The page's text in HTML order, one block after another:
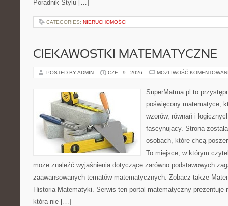
Poradnik Stylu […]
CATEGORIES: NIERUCHOMOŚCI
CIEKAWOSTKI MATEMATYCZNE
POSTED BY ADMIN CZE - 9 - 2026 MOŻLIWOŚĆ
SuperMatma.pl to
poświęcony matematyce,
wzorów, równań i
fascynujący. Strona
osobach, które chcą
To miejsce, w którym
może znaleźć wyjaśnienia dotyczące zarówno podstawowych
zaawansowanych tematów matematycznych. Zobacz także
Historia Matematyki. Serwis ten portal matematyczny prezentuje
która nie […]